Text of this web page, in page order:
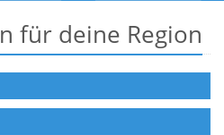
für deine Region